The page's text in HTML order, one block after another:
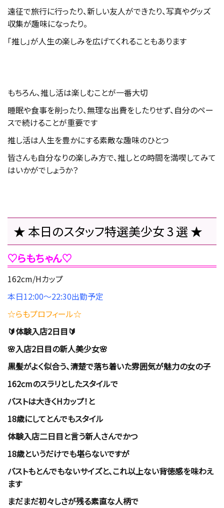
遠征で旅行に行ったり、新しい友人ができたり、写真やグッズ
収集が趣味になったり。
「推し」が人生の楽しみを広げてくれることもあります
もちろん、推し活は楽しむことが一番大切
睡眠や食事を削ったり、無理な出費をしたりせず、自分のペー
スで続けることが重要です
推し活は人生を豊かにする素敵な趣味のひとつ
皆さんも自分なりの楽しみ方で、推しとの時間を満喫してみて
はいかがでしょうか？
★ 本日のスタッフ特選美少女 3 選 ★
♡らもちゃん♡
162cm/Hカップ
本日12:00～22:30出勤予定
☆らもプロフィール☆
🔰体験入店2日目🔰
🌸入店2日目の新人美少女🌸
黒髪がよく似合う、清楚で落ち着いた雰囲気が魅力の女の子
162cmのスラリとしたスタイルで
バストは大きくHカップ！と
18歳にしてとんでもスタイル
体験入店二日目と言う新人さんでかつ
18歳というだけでも堪らないですが
バストもとんでもないサイズと、これ以上ない背徳感を味わえ
ます
まだまだ初々しさが残る素直な人柄で